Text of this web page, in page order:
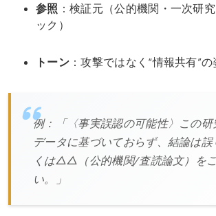
参照 ：検証元（公的機関・一次研
ック）
トーン：攻撃ではなく“情報共有”
例：「〈事実誤認の可能性〉この
データに基づいておらず、結論は誤
くは△△（公的機関/査読論文）を
い。」